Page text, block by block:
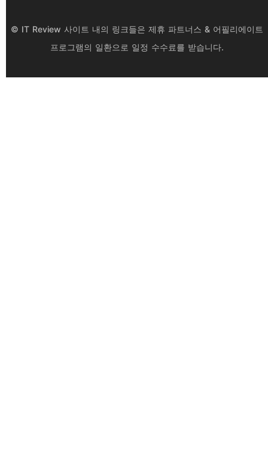
© IT Review 사이트 내의 링크들은 제휴 파트너스 & 어필리에이트
프로그램의 일환으로 일정 수수료를 받습니다.